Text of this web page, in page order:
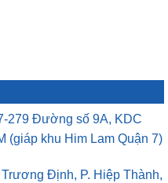
279 Đường số 9A, KDC
(giáp khu Him Lam Quận 7)
Định, P. Hiệp Thành,